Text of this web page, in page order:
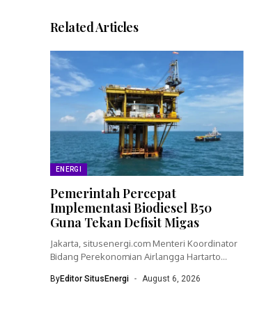
Related Articles
ENERGI
Pemerintah Percepat
Implementasi Biodiesel B50
Guna Tekan Defisit Migas
Jakarta, situsenergi.com Menteri Koordinator
Bidang Perekonomian Airlangga Hartarto
mempercepat...
ByEditor SitusEnergi August 6, 2026